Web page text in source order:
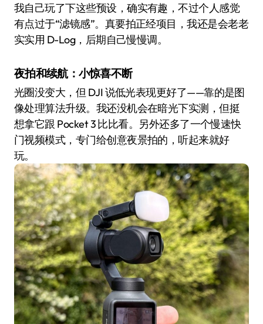
我自己玩了下这些预设，确实有趣，不过个人感觉
有点过于“滤镜感”。真要拍正经项目，我还是会老老
实实用 D-Log，后期自己慢慢调。
夜拍和续航：小惊喜不断
光圈没变大，但 DJI 说低光表现更好了——靠的是图
像处理算法升级。我还没机会在暗光下实测，但挺
想拿它跟 Pocket 3 比比看。另外还多了一个慢速快
门视频模式，专门给创意夜景拍的，听起来就好
玩。